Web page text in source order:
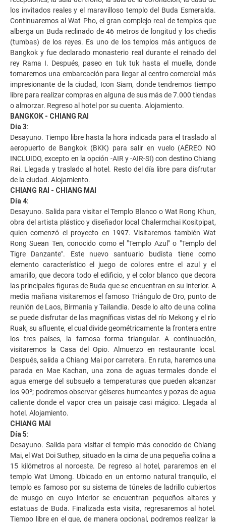
los invitados reales y el maravilloso templo del Buda Esmeralda.
Continuaremos al Wat Pho, el gran complejo real de templos que
alberga un Buda reclinado de 46 metros de longitud y los chedis
(tumbas) de los reyes. Es uno de los templos más antiguos de
Bangkok y fue declarado monasterio real durante el reinado del
rey Rama I. Después, paseo en tuk tuk hasta el muelle, donde
tomaremos una embarcación para llegar al centro comercial más
impresionante de la ciudad, Icon Siam, donde tendremos tiempo
libre para realizar compras en alguna de sus más de 7.000 tiendas
o almorzar. Regreso al hotel por su cuenta. Alojamiento.
BANGKOK - CHIANG RAI
Día 3:
Desayuno. Tiempo libre hasta la hora indicada para el traslado al
aeropuerto de Bangkok (BKK) para salir en vuelo (AÉREO NO
INCLUIDO, excepto en la opción -AIR y -AIR-SI) con destino Chiang
Rai. Llegada y traslado al hotel. Resto del día libre para disfrutar
de la ciudad. Alojamiento.
CHIANG RAI - CHIANG MAI
Día 4:
Desayuno. Salida para visitar el Templo Blanco o Wat Rong Khun,
obra del artista plástico y diseñador local Chalermchai Kositpipat,
quien comenzó el proyecto en 1997. Visitaremos también Wat
Rong Suean Ten, conocido como el "Templo Azul" o "Templo del
Tigre Danzante". Este nuevo santuario budista tiene como
elemento característico el juego de colores entre el azul y el
amarillo, que decora todo el edificio, y el color blanco que decora
las principales figuras de Buda que se encuentran en su interior. A
media mañana visitaremos el famoso Triángulo de Oro, punto de
reunión de Laos, Birmania y Tailandia. Desde lo alto de una colina
se puede disfrutar de las magníficas vistas del río Mekong y el río
Ruak, su afluente, el cual divide geométricamente la frontera entre
los tres países, la famosa forma triangular. A continuación,
visitaremos la Casa del Opio. Almuerzo en restaurante local.
Después, salida a Chiang Mai por carretera. En ruta, haremos una
parada en Mae Kachan, una zona de aguas termales donde el
agua emerge del subsuelo a temperaturas que pueden alcanzar
los 90º; podremos observar géiseres humeantes y pozas de agua
caliente donde el vapor crea un paisaje casi mágico. Llegada al
hotel. Alojamiento.
CHIANG MAI
Día 5:
Desayuno. Salida para visitar el templo más conocido de Chiang
Mai, el Wat Doi Suthep, situado en la cima de una pequeña colina a
15 kilómetros al noroeste. De regreso al hotel, pararemos en el
templo Wat Umong. Ubicado en un entorno natural tranquilo, el
templo es famoso por su sistema de túneles de ladrillo cubiertos
de musgo en cuyo interior se encuentran pequeños altares y
estatuas de Buda. Finalizada esta visita, regresaremos al hotel.
Tiempo libre en el que, de manera opcional, podremos realizar la